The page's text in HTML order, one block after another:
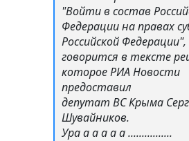
"Войти в состав
Федерации на правах
Российской
говорится в тексте
которое РИА Новости
предоставил
депутат ВС Крыма
Шувайников.
Ура а а а а а ................